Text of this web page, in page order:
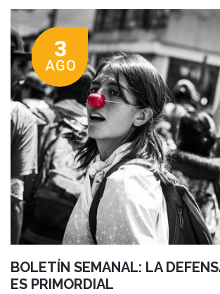
3
AGO
BOLETÍN SEMANAL: LA
ES PRIMORDIAL